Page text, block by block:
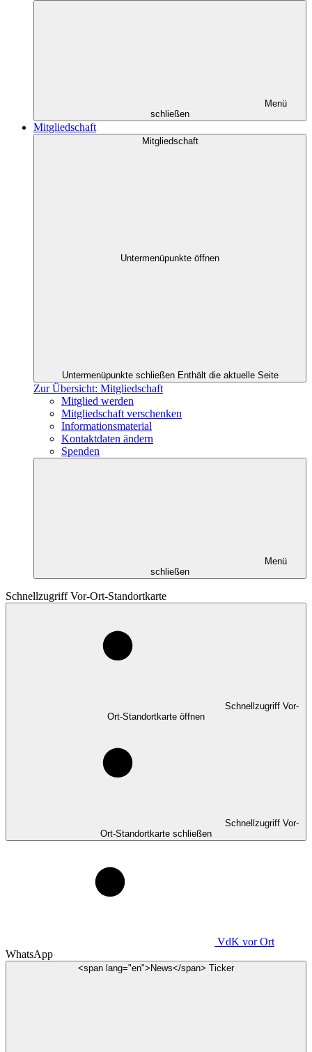
Menü
schließen
Mitgliedschaft
Mitgliedschaft
Untermenüpunkte öffnen
Untermenüpunkte schließen Enthält die aktuelle Seite
Zur Übersicht: Mitgliedschaft
Mitglied werden
Mitgliedschaft verschenken
Informationsmaterial
Kontaktdaten ändern
Spenden
Menü
schließen
Schnellzugriff Vor-Ort-Standortkarte
Schnellzugriff Vor-
Ort-Standortkarte öffnen
Schnellzugriff Vor-
Ort-Standortkarte schließen
VdK vor Ort
WhatsApp
<span lang="en">News</span> Ticker